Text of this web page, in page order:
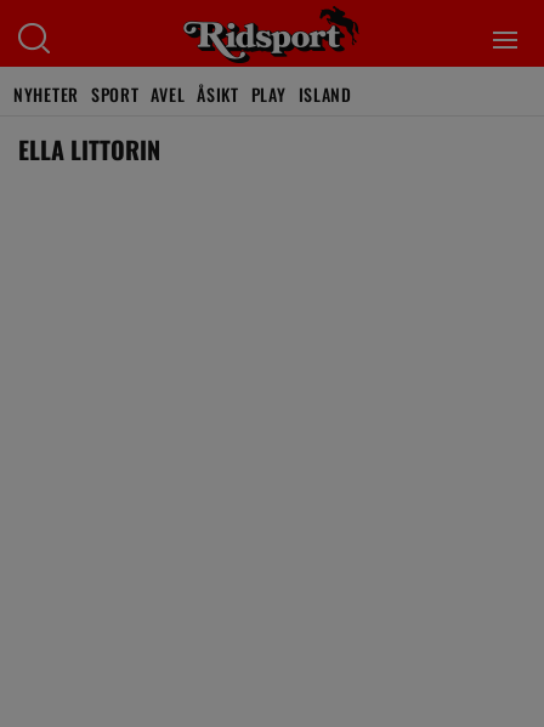
NYHETER SPORT AVEL ÅSIKT PLAY ISLAND
ELLA LITTORIN